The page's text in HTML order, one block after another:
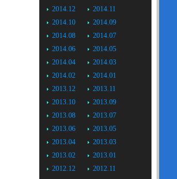
2014.12
2014.11
2014.10
2014.09
2014.08
2014.07
2014.06
2014.05
2014.04
2014.03
2014.02
2014.01
2013.12
2013.11
2013.10
2013.09
2013.08
2013.07
2013.06
2013.05
2013.04
2013.03
2013.02
2013.01
2012.12
2012.11